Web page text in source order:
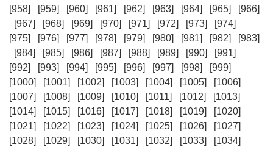
[958]
[959] [960] [961] [962] [963] [964] [965]
[966]
[967]
[968] [969] [970] [971] [972] [973]
[974]
[975]
[976] [977] [978] [979] [980] [981] [982]
[983]
[984]
[985] [986] [987] [988] [989] [990]
[991]
[992]
[993] [994] [995] [996] [997] [998]
[999]
[1000]
[1001] [1002] [1003] [1004] [1005]
[1006]
[1007]
[1008] [1009] [1010] [1011] [1012]
[1013]
[1014]
[1015] [1016] [1017] [1018] [1019]
[1020]
[1021]
[1022] [1023] [1024] [1025] [1026]
[1027]
[1028]
[1029] [1030] [1031] [1032] [1033]
[1034]